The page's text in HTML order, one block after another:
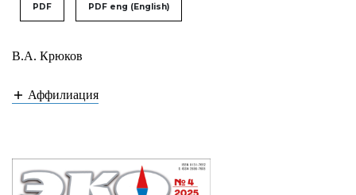
PDF PDF eng (English)
В.А. Крюков
Аффилиация